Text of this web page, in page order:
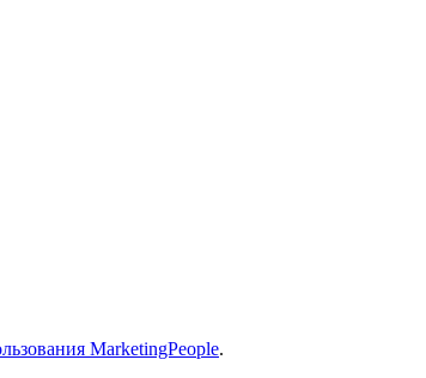
MarketingPeople.